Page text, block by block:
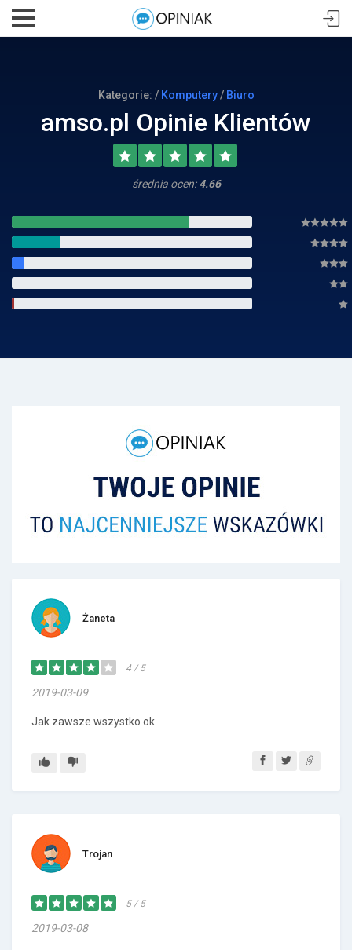
Kategorie: / Komputery/ Biuro
amso.pl Opinie Klientów
średnia ocen:4.66
Żaneta
4 / 5
2019-03-09
Jak zawsze wszystko ok
Trojan
5 / 5
2019-03-08